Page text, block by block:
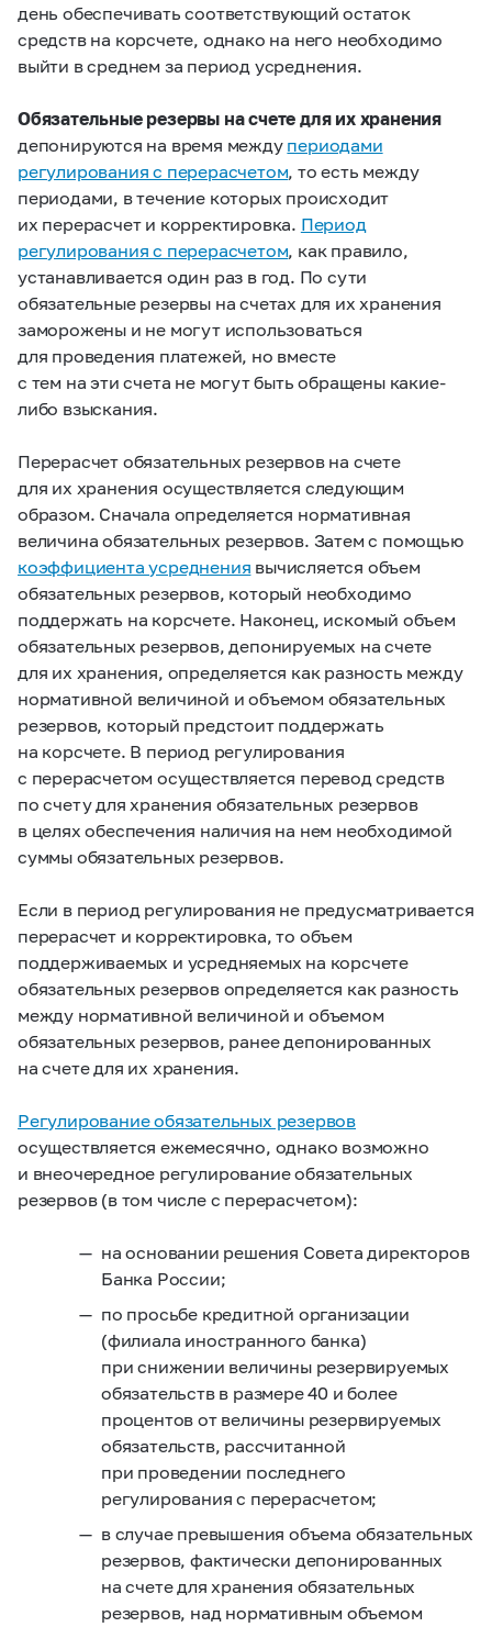
день обеспечивать соответствующий остаток
средств на корсчете, однако на него необходимо
выйти в среднем за период усреднения.
Обязательные резервы на счетедля их хранения
депонируются на время между периодами
регулирования с перерасчетом, то есть между
периодами, в течение которых происходит
их перерасчет и корректировка. Период
регулирования с перерасчетом, как правило,
устанавливается один раз в год. По сути
обязательные резервы на счетах для их хранения
заморожены и не могут использоваться
для проведения платежей, но вместе
с тем на эти счета не могут быть обращены какие-
либо взыскания.
Перерасчет обязательных резервов на счете
для их хранения осуществляется следующим
образом. Сначала определяется нормативная
величина обязательных резервов. Затем с помощью
коэффициента усреднения вычисляется объем
обязательных резервов, который необходимо
поддержать на корсчете. Наконец, искомый объем
обязательных резервов, депонируемых на счете
для их хранения, определяется как разность между
нормативной величиной и объемом обязательных
резервов, который предстоит поддержать
на корсчете. В период регулирования
с перерасчетом осуществляется перевод средств
по счету для хранения обязательных резервов
в целях обеспечения наличия на нем необходимой
суммы обязательных резервов.
Если в период регулирования не предусматривается
перерасчет и корректировка, то объем
поддерживаемых и усредняемых на корсчете
обязательных резервов определяется как разность
между нормативной величиной и объемом
обязательных резервов, ранее депонированных
на счете для их хранения.
Регулирование обязательных резервов
осуществляется ежемесячно, однако возможно
и внеочередное регулирование обязательных
резервов (в том числе с перерасчетом):
на основании решения Совета директоров
Банка России;
по просьбе кредитной организации
(филиала иностранного банка)
при снижении величины резервируемых
обязательств в размере 40 и более
процентов от величины резервируемых
обязательств, рассчитанной
при проведении последнего
регулирования с перерасчетом;
в случае превышения объема обязательных
резервов, фактически депонированных
на счете для хранения обязательных
резервов, над нормативным объемом